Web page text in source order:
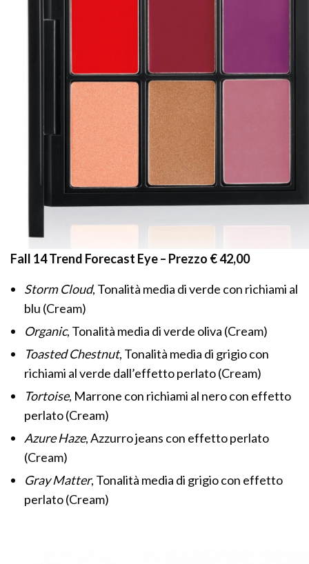
Fall 14 Trend Forecast Eye – Prezzo € 42,00
Storm Cloud, Tonalità media di verde con richiami al
blu (Cream)
Organic, Tonalità media di verde oliva (Cream)
Toasted Chestnut, Tonalità media di grigio con
richiami al verde dall’effetto perlato (Cream)
Tortoise, Marrone con richiami al nero con effetto
perlato (Cream)
Azure Haze, Azzurro jeans con effetto perlato
(Cream)
Gray Matter, Tonalità media di grigio con effetto
perlato (Cream)